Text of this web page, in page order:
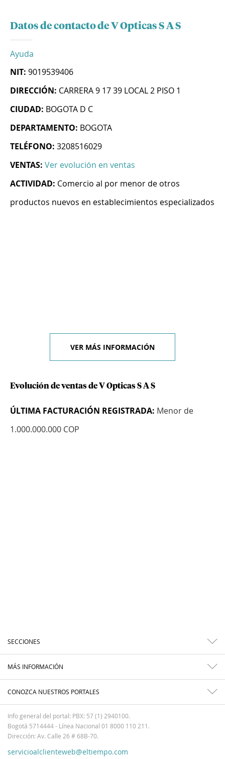
Datos de contacto de V Opticas S A S
Ayuda
NIT: 9019539406
DIRECCIÓN: CARRERA 9 17 39 LOCAL 2 PISO 1
CIUDAD: BOGOTA D C
DEPARTAMENTO: BOGOTA
TELÉFONO: 3208516029
VENTAS: Ver evolución en ventas
ACTIVIDAD: Comercio al por menor de otros
productos nuevos en establecimientos especializados
VER MÁS INFORMACIÓN
Evolución de ventas de V Opticas S A S
ÚLTIMA FACTURACIÓN REGISTRADA: Menor de
1.000.000.000 COP
SECCIONES
MÁS INFORMACIÓN
CONOZCA NUESTROS PORTALES
Info general del portal: PBX: 57 (1) 2940100.
Bogotá 5714444 - Línea Nacional 01 8000 110 211.
Dirección: Av. Calle 26 # 68B-70.
servicioalclienteweb@eltiempo.com